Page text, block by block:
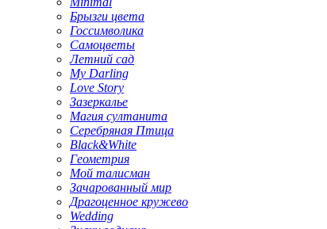
Брызги цвета
Госсимволика
Самоцветы
Летний сад
My Darling
Love Story
Зазеркалье
Магия султанита
Серебряная Птица
Black&White
Геометрия
Мой талисман
Зачарованный мир
Драгоценное кружево
Wedding